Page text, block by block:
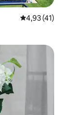
Évaluation
4,93 (41)